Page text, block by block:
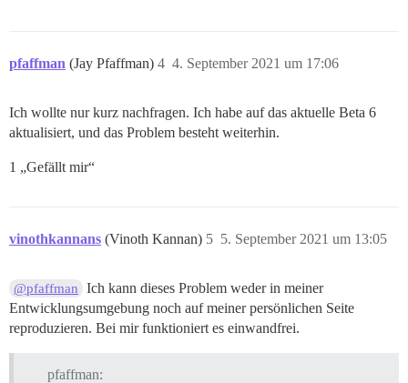
pfaffman (Jay Pfaffman) 4. September 2021 um 17:06
4
Ich wollte nur kurz nachfragen. Ich habe auf das aktuelle Beta 6
aktualisiert, und das Problem besteht weiterhin.
1 „Gefällt mir“
vinothkannans (Vinoth Kannan) 5. September 2021 um 13:05
5
@pfaffman
Ich kann dieses Problem weder in meiner
Entwicklungsumgebung noch auf meiner persönlichen Seite
reproduzieren. Bei mir funktioniert es einwandfrei.
pfaffman: